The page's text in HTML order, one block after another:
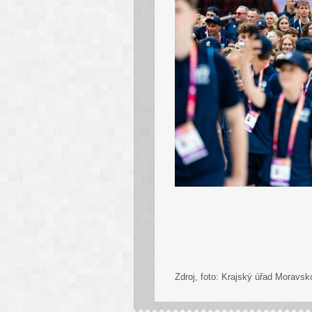
Zdroj, foto: Krajský úřad